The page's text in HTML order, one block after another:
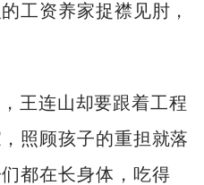
工资养家捉襟见肘，
王连山却要跟着工程
照顾孩子的重担就落
都在长身体，吃得